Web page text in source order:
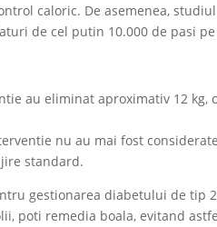
caloric. De asemenea,
de cel putin 10.000 de pasi pe
au eliminat aproximativ 12 kg,
nu au mai fost
standard.
gestionarea diabetului de tip
poti remedia boala, evitand